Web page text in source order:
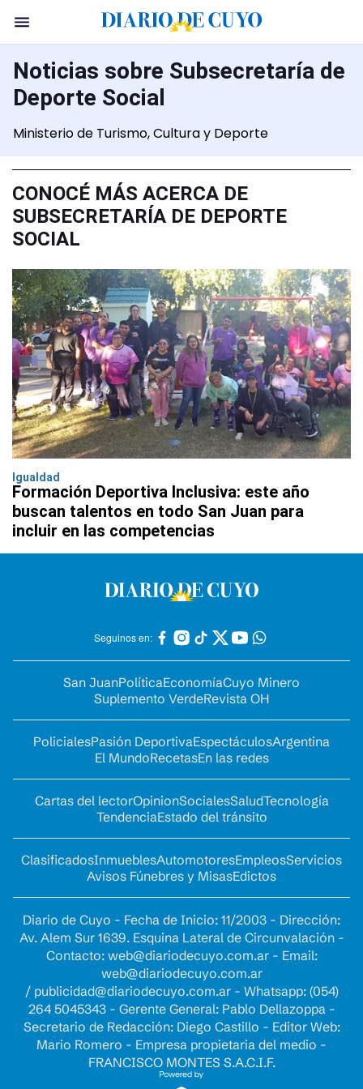
Noticias sobre Subsecretaría de
Deporte Social
Ministerio de Turismo, Cultura y Deporte
CONOCÉ MÁS ACERCA DE
SUBSECRETARÍA DE DEPORTE
SOCIAL
Igualdad
Formación Deportiva Inclusiva: este año
buscan talentos en todo San Juan para
incluir en las competencias
Seguinos en:
San JuanPolíticaEconomíaCuyo Minero
Suplemento VerdeRevista OH
PolicialesPasión DeportivaEspectáculosArgentina
El MundoRecetasEn las redes
Cartas del lectorOpinionSocialesSaludTecnología
TendenciaEstado del tránsito
ClasificadosInmueblesAutomotoresEmpleosServicios
Avisos Fúnebres y MisasEdictos
Diario de Cuyo - Fecha de Inicio: 11/2003 - Dirección:
Av. Alem Sur 1639. Esquina Lateral de Circunvalación -
Contacto: web@diariodecuyo.com.ar- Email:
web@diariodecuyo.com.ar
/ publicidad@diariodecuyo.com.ar- Whatsapp: (054)
264 5045343 - Gerente General: Pablo Dellazoppa -
Secretario de Redacción: Diego Castillo - Editor Web:
Mario Romero - Empresa propietaria del medio -
FRANCISCO MONTES S.A.C.I.F.